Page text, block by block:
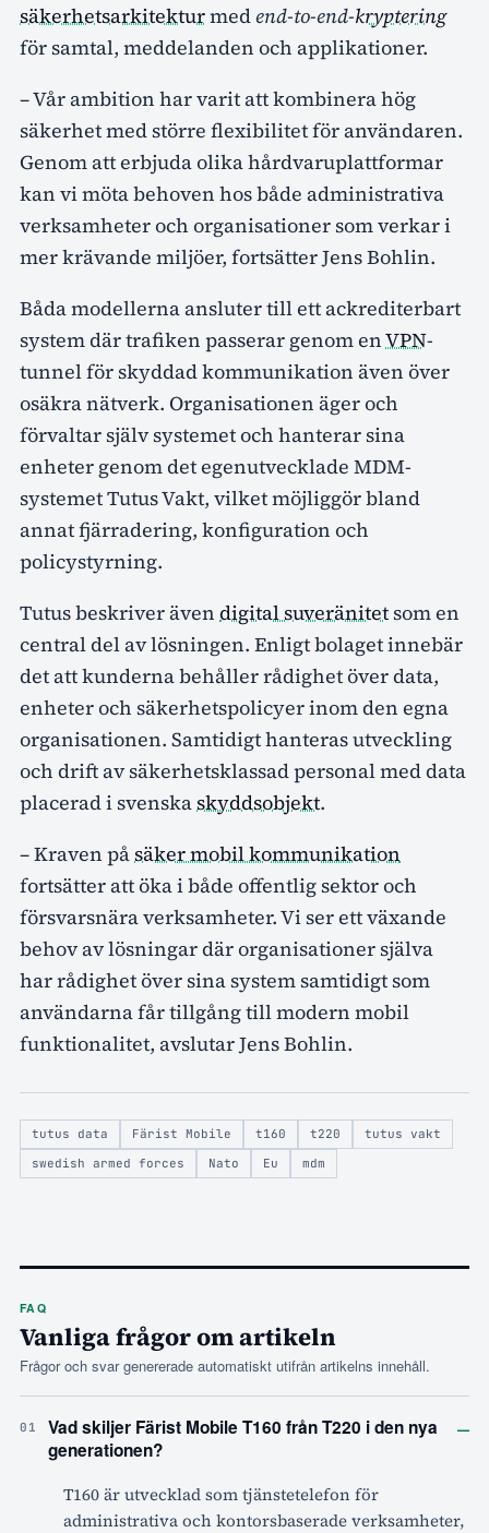
säkerhetsarkitekturmedend-to-end-kryptering
för samtal, meddelanden och applikationer.
– Vår ambition har varit att kombinera hög
säkerhet med större flexibilitet för användaren.
Genom att erbjuda olika hårdvaruplattformar
kan vi möta behoven hos både administrativa
verksamheter och organisationer som verkar i
mer krävande miljöer, fortsätter Jens Bohlin.
Båda modellerna ansluter till ett ackrediterbart
system där trafiken passerar genom enVPN-
tunnel för skyddad kommunikation även över
osäkra nätverk. Organisationen äger och
förvaltar själv systemet och hanterar sina
enheter genom det egenutvecklade MDM-
systemet Tutus Vakt, vilket möjliggör bland
annat fjärradering, konfiguration och
policystyrning.
Tutus beskriver även digital suveränitet som en
central del av lösningen. Enligt bolaget innebär
det att kunderna behåller rådighet över data,
enheter och säkerhetspolicyer inom den egna
organisationen. Samtidigt hanteras utveckling
och drift av säkerhetsklassad personal med data
placerad i svenskaskyddsobjekt.
– Kraven påsäker mobil kommunikation
fortsätter att öka i både offentlig sektor och
försvarsnära verksamheter. Vi ser ett växande
behov av lösningar där organisationer själva
har rådighet över sina system samtidigt som
användarna får tillgång till modern mobil
funktionalitet, avslutar Jens Bohlin.
tutus data Färist Mobile t160 t220
tutus vakt
swedish armed forces
Nato Eu mdm
FAQ
Vanliga frågor om artikeln
Frågor och svar genererade automatiskt utifrån artikelns innehåll.
01
Vad skiljer Färist Mobile T160 från T220 i den nya
generationen?
–
T160 är utvecklad som tjänstetelefon för
administrativa och kontorsbaserade verksamheter,